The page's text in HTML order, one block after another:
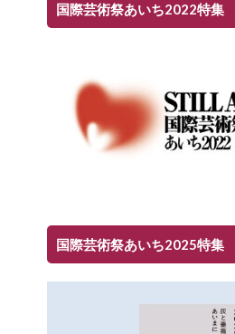
国際芸術祭あいち2022特集
国際芸術祭あいち2025特集